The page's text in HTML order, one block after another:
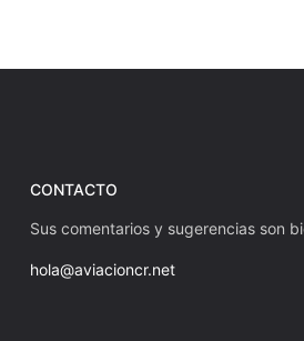
CONTACTO
Sus comentarios y sugerencias son
hola@aviacioncr.net